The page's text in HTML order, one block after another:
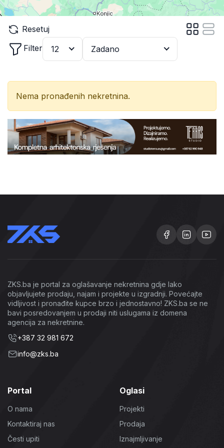
Resetuj
Filter
12 Zadano
Nema pronađenih nekretnina.
ZKS.ba je portal za oglašavanje nekretnina gdje lako
objavljujete prodaju, najam i projekte u izgradnji. Povećajte
vidljivost i pronađite kupce brzo i jednostavno! ZKS.ba se ne
bavi posredovanjem u prodaji niti uslugama iz domena
agencija za nekretnine.
+387 32 981 672
info@zks.ba
Portal
O nama
Kontaktiraj nas
Česti upiti
Oglasi
Projekti
Prodaja
Iznajmljivanje